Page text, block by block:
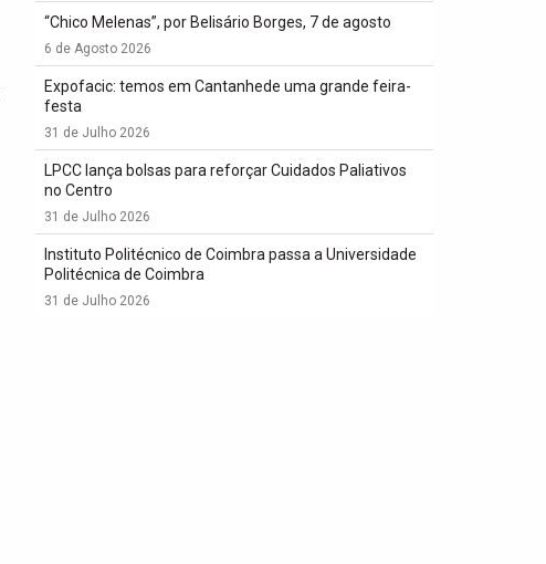
“Chico Melenas”, por Belisário Borges, 7 de agosto
6 de Agosto 2026
Expofacic: temos em Cantanhede uma grande feira-
festa
31 de Julho 2026
LPCC lança bolsas para reforçar Cuidados Paliativos
no Centro
31 de Julho 2026
Instituto Politécnico de Coimbra passa a Universidade
Politécnica de Coimbra
31 de Julho 2026